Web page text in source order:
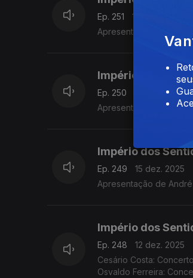
Ep. 251
17 dez. 2025
Apresentação de André
Império dos
Ep. 250
16 dez. 2025
Apresentação de
Império dos
Ep. 249
15 dez. 2025
Apresentação de André
Império dos
Ep. 248
12 dez. 2025
Cesário Costa:
Osvaldo Ferreira: